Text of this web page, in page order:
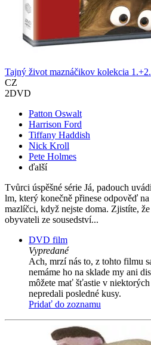
Tajný život maznáčikov kolekcia 1.+2.
CZ
2DVD
Patton Oswalt
Harrison Ford
Tiffany Haddish
Nick Kroll
Pete Holmes
ďalší
Tvůrci úspěšné série Já, padouch
lm, který konečně přinese odpověď
mazlíčci, když nejste doma. Zjistíte,
obyvateli ze sousedství...
DVD film
Vypredané
Ach, mrzí nás to, z tohto filmu
nemáme ho na sklade my ani
môžete mať šťastie v
nepredali posledné kusy.
Pridať do zoznamu